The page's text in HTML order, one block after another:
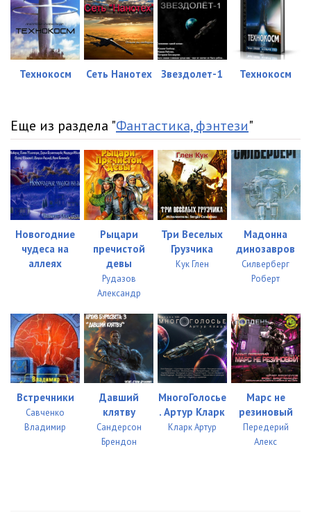
Технокосм Сеть Нанотех Звездолет-1 Технокосм
Еще из раздела "Фантастика, фэнтези"
Новогодние
чудеса на
аллеях
Рыцари
пречистой
девы
Рудазов
Александр
Три Веселых
Грузчика
Кук Глен
Мадонна
динозавров
Силверберг
Роберт
Встречники
Савченко
Владимир
Давший
клятву
Сандерсон
Брендон
МногоГолосье
. Артур Кларк
Кларк Артур
Марс не
резиновый
Передерий
Алекс